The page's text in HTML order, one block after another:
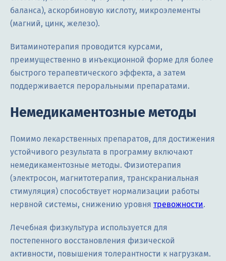
баланса), аскорбиновую кислоту, микроэлементы
(магний, цинк, железо).
Витаминотерапия проводится курсами,
преимущественно в инъекционной форме для более
быстрого терапевтического эффекта, а затем
поддерживается пероральными препаратами.
Немедикаментозные методы
Помимо лекарственных препаратов, для достижения
устойчивого результата в программу включают
немедикаментозные методы. Физиотерапия
(электросон, магнитотерапия, транскраниальная
стимуляция) способствует нормализации работы
нервной системы, снижению уровня тревожности.
Лечебная физкультура используется для
постепенного восстановления физической
активности, повышения толерантности к нагрузкам.